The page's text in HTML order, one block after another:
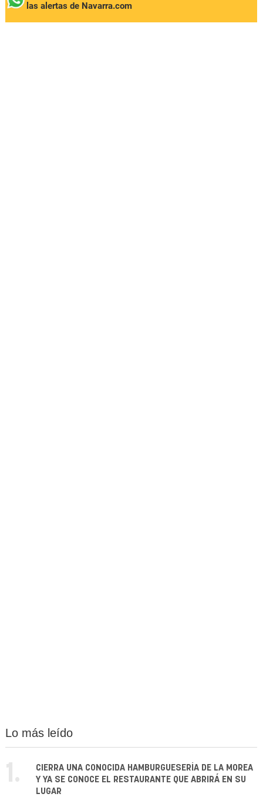
las alertas de Navarra.com
Lo más leído
1.
CIERRA UNA CONOCIDA HAMBURGUESERÍA DE LA MOREA
Y YA SE CONOCE EL RESTAURANTE QUE ABRIRÁ EN SU
LUGAR